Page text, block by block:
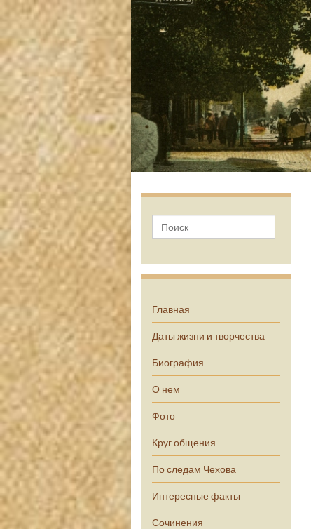
Главная
Даты жизни и творчества
Биография
О нем
Фото
Круг общения
По следам Чехова
Интересные факты
Сочинения